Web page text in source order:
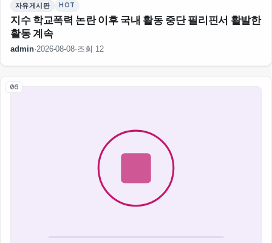
자유게시판 HOT
지수 학교폭력 논란 이후 국내 활동 중단 필리핀서 활발한
활동 계속
admin·2026-08-08·조회 12
06